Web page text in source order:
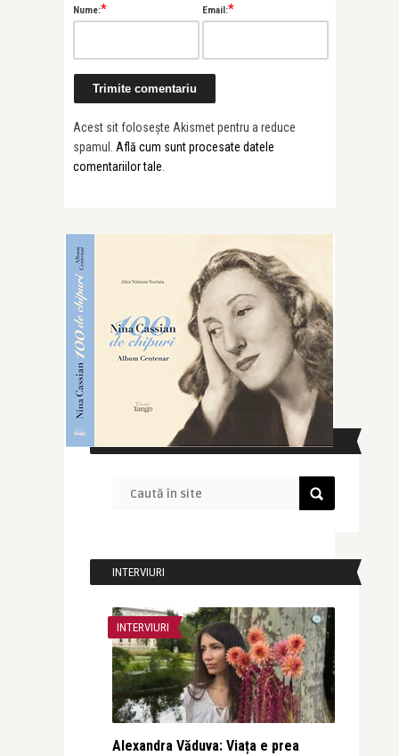
Nume:* Email:*
Acest sit folosește Akismet pentru a reduce
spamul. Află cum sunt procesate datele
comentariilor tale.
CAUTĂ ÎN SITE
INTERVIURI
INTERVIURI
Alexandra Văduva: Viața e prea